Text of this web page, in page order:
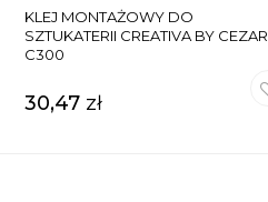
KLEJ MONTAŻOWY DO
SZTUKATERII CREATIVA BY CEZAR
C300
30,47 zł